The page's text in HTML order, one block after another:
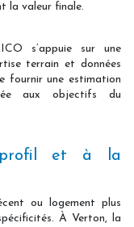
la valeur finale.
s’appuie sur une
terrain et données
fournir une estimation
aux objectifs du
profil et à la
ou logement plus
À Verton, la